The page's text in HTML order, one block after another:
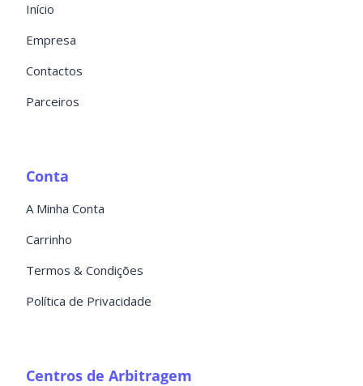
Início
Empresa
Contactos
Parceiros
Conta
A Minha Conta
Carrinho
Termos & Condições
Política de Privacidade
Centros de Arbitragem